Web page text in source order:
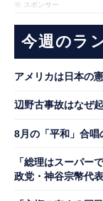
※ スポンサー
今週のラ
アメリカは日本の
辺野古事故はなぜ
8月の「平和」合
「総理はスーパ
政党・神谷宗幣代